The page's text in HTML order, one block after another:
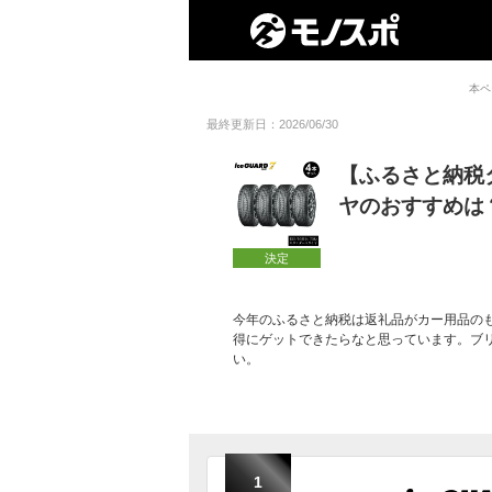
本
最終更新日：2026/06/30
決定
【ふるさと納
ヤのおすすめは
今年のふるさと納税は返礼品がカー用品の
得にゲットできたらなと思っています。ブ
い。
1